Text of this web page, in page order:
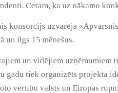
Ceram, ka uz nākamo
konsorcijs uzvarēja
un ilgs 15 mēnešus.
un vidējiem
gadu tiek organizēts projekta
vērtību valsts un Eiropas